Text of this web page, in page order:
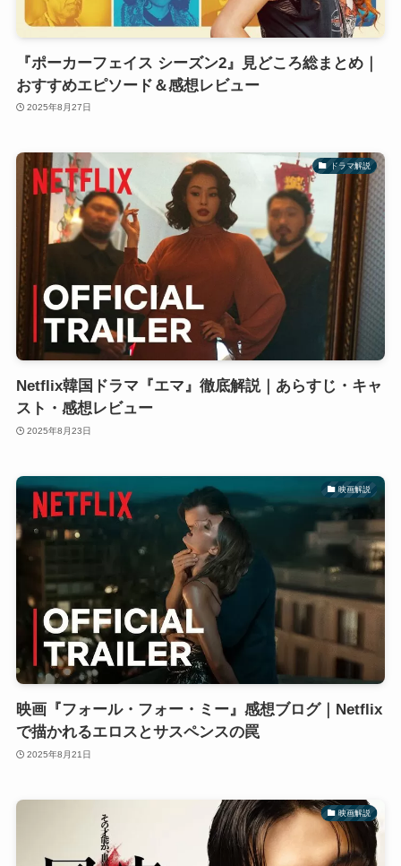
『ポーカーフェイス シーズン2』見どころ総まとめ｜
おすすめエピソード＆感想レビュー
2025年8月27日
ドラマ解説
Netflix韓国ドラマ『エマ』徹底解説｜あらすじ・キャ
スト・感想レビュー
2025年8月23日
映画解説
映画『フォール・フォー・ミー』感想ブログ｜Netflix
で描かれるエロスとサスペンスの罠
2025年8月21日
映画解説